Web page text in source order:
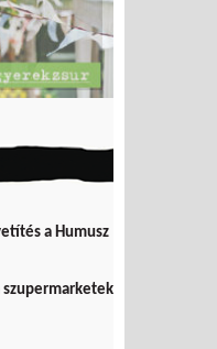
a Humusz